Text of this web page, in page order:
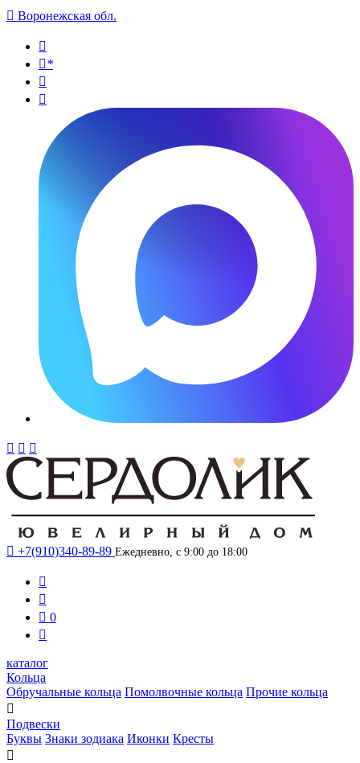
 Воронежская обл.

*


  
 +7(910)340-89-89 Ежедневно, с 9:00 до 18:00


 0

каталог
Кольца
Обручальные кольца Помолвочные кольца Прочие кольца

Подвески
Буквы Знаки зодиака Иконки Кресты
